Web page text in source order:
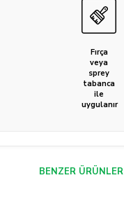
Fırça
veya
sprey
tabanca
ile
uygulanır
BENZER ÜRÜNLER